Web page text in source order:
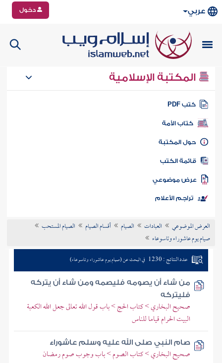
عربي دخول
المكتبة الإسلامية
كتب PDF
كتاب الأمة
المكتبة
الكتب
موضوعي
تراجم الأعلام
العرض الموضوعي العبادات الصيام أقسام الصيام
الصيام المستحب
صيام يوم عاشوراء وتاسوعاء
عدد النتائج : 1230 في البحث عن (صيام يوم عاشوراء وتاسوعاء)
من شاء أن يصومه فليصمه ومن شاء أن يتركه
فليتركه
صحيح البخاري > كتاب الحج > باب قول الله تعالى جعل الله الكعبة
البيت الحرام قياما للناس
صام النبي صلى الله عليه وسلم عاشوراء
صحيح البخاري > كتاب الصوم > باب وجوب صوم رمضان